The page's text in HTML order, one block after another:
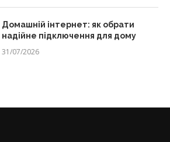
Домашній інтернет: як обрати
надійне підключення для дому
31/07/2026